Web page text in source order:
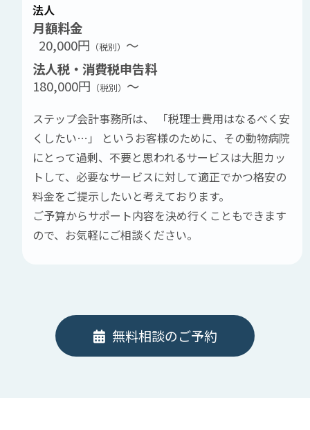
法人
月額料金
20,000円 （税別） ～
法人税・消費税申告料
180,000円 （税別） ～
ステップ会計事務所は、 「税理士費用はなるべく安
くしたい…」 というお客様のために、その動物病院
にとって過剰、不要と思われるサービスは大胆カッ
トして、必要なサービスに対して適正でかつ格安の
料金をご提示したいと考えております。
ご予算からサポート内容を決め行くこともできます
ので、お気軽にご相談ください。
無料相談のご予約